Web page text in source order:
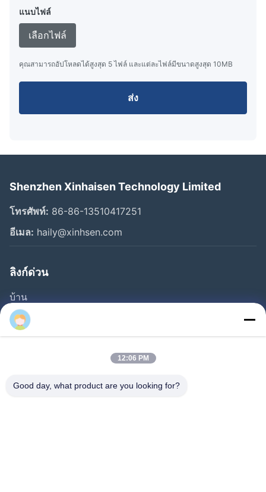
แนบไฟล์
เลือกไฟล์
คุณสามารถอัปโหลดได้สูงสุด 5 ไฟล์ และแต่ละไฟล์มีขนาดสูงสุด 10MB
ส่ง
Shenzhen Xinhaisen Technology Limited
โทรศัพท์: 86-86-13510417251
อีเมล: haily@xinhsen.com
ลิงก์ด่วน
บ้าน
ผลิตภัณฑ์
วิดีโอ
ทัวร์โรงงาน
12:06 PM
Good day, what product are you looking for?